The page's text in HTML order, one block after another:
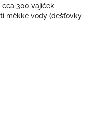
cca 300 vajíček
měkké vody (dešťovky